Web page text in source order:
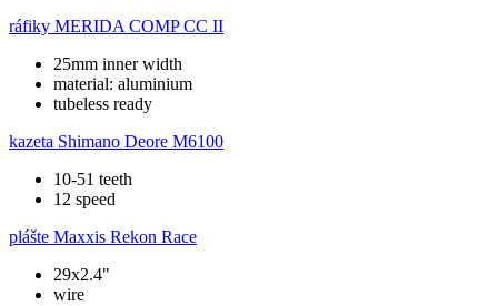
ráfiky MERIDA COMP CC II
25mm inner width
material: aluminium
tubeless ready
kazeta Shimano Deore M6100
10-51 teeth
12 speed
plášte Maxxis Rekon Race
29x2.4"
wire